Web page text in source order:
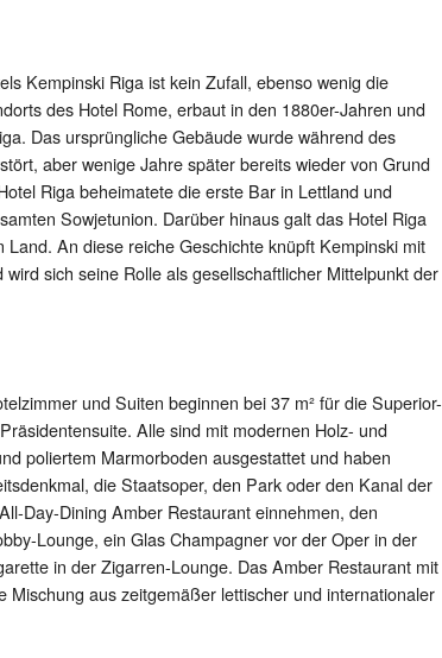
Kempinski Riga ist kein Zufall, ebenso wenig die
des Hotel Rome, erbaut in den 1880er-Jahren und
Das ursprüngliche Gebäude wurde während des
aber wenige Jahre später bereits wieder von Grund
Riga beheimatete die erste Bar in Lettland und
Sowjetunion. Darüber hinaus galt das Hotel Riga
An diese reiche Geschichte knüpft Kempinski mit
sich seine Rolle als gesellschaftlicher Mittelpunkt der
und Suiten beginnen bei 37 m² für die Superior-
Alle sind mit modernen Holz- und
poliertem Marmorboden ausgestattet und haben
die Staatsoper, den Park oder den Kanal der
Day-Dining Amber Restaurant einnehmen, den
Lounge, ein Glas Champagner vor der Oper in der
in der Zigarren-Lounge. Das Amber Restaurant mit
Mischung aus zeitgemäßer lettischer und internationaler